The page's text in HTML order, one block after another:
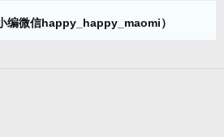
编微信happy_happy_maomi）